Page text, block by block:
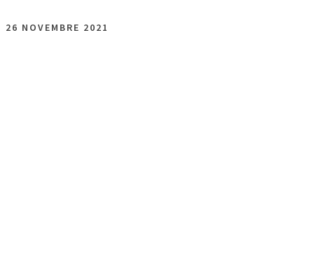
26 NOVEMBRE 2021